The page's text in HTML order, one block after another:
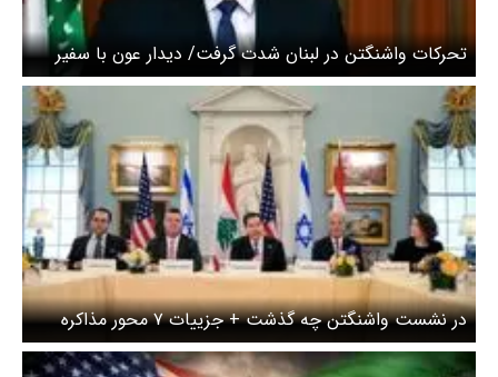
تحرکات واشنگتن در لبنان شدت گرفت/ دیدار عون با سفیر
آمریکا
در نشست واشنگتن چه گذشت + جزییات ۷ محور مذاکره